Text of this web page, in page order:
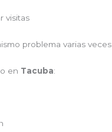
visitas
problema varias veces
en Tacuba: